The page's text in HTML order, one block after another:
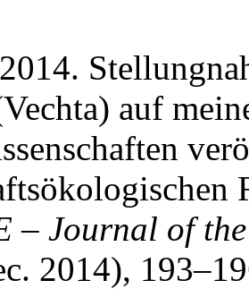
auf
– Journal of
2014),